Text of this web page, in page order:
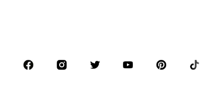
Akcesoria
Premium